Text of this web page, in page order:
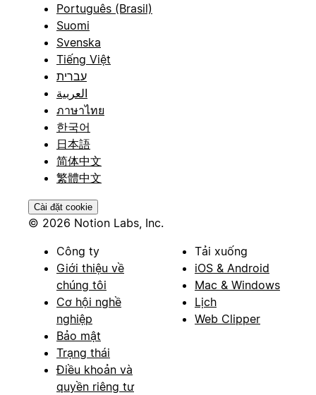
Português (Brasil)
Suomi
Svenska
Tiếng Việt
עברית
العربية
ภาษาไทย
한국어
日本語
简体中文
繁體中文
Cài đặt cookie
© 2026 Notion Labs, Inc.
Công ty
Giới thiệu về
chúng tôi
Cơ hội nghề
nghiệp
Bảo mật
Trạng thái
Điều khoản và
quyền riêng tư
Tải xuống
iOS & Android
Mac & Windows
Lịch
Web Clipper